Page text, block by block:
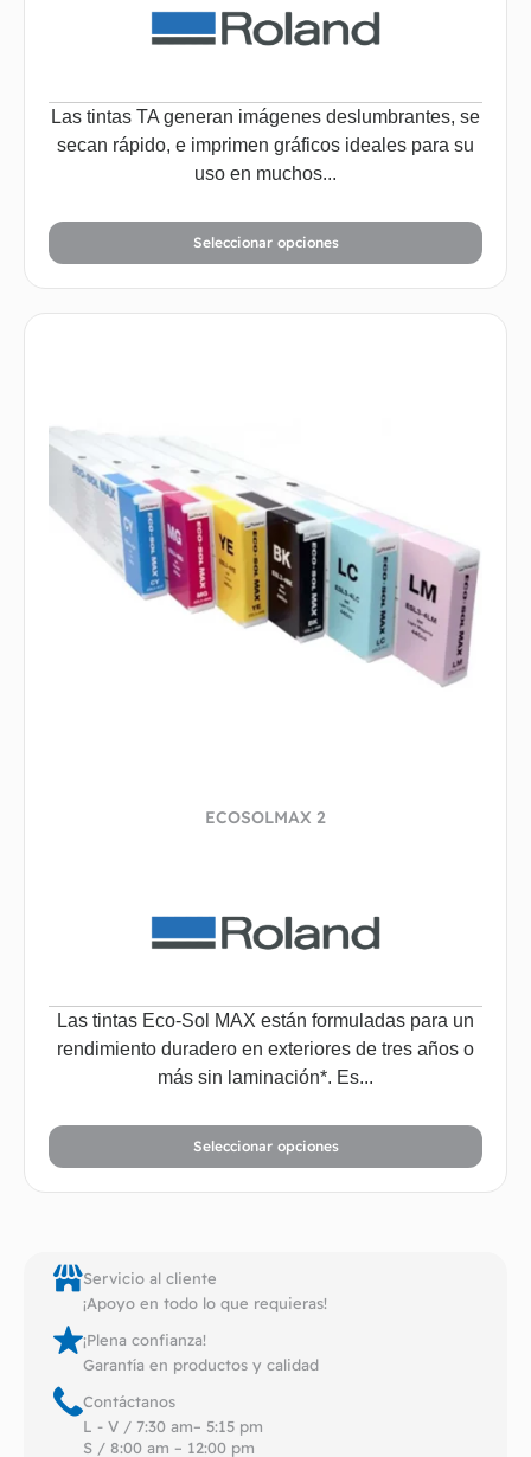
Las tintas TA generan imágenes deslumbrantes, se
secan rápido, e imprimen gráficos ideales para su
uso en muchos...
Seleccionar opciones
ECOSOLMAX 2
Las tintas Eco-Sol MAX están formuladas para un
rendimiento duradero en exteriores de tres años o
más sin laminación*. Es...
Seleccionar opciones
Servicio al cliente
¡Apoyo en todo lo que requieras!
¡Plena confianza!
Garantía en productos y calidad
Contáctanos
L - V / 7:30 am– 5:15 pm
S / 8:00 am – 12:00 pm